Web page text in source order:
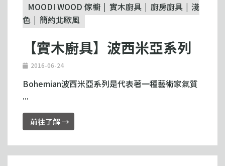
MOODI WOOD 傢櫥 實木廚具 廚房廚具
淺
色
簡約北歐風
【實木廚具】波西米亞系列
2016-06-24
Bohemian波西米亞系列是代表著一種藝術家氣質
...
前往了解 →